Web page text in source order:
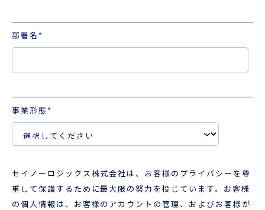
部署名 *
事業形態*
セイノーロジックス株式会社は、お客様のプライバシーを尊
重して保護するために最大限の努力を投じています。お客様
の個人情報は、お客様のアカウントの管理、およびお客様が